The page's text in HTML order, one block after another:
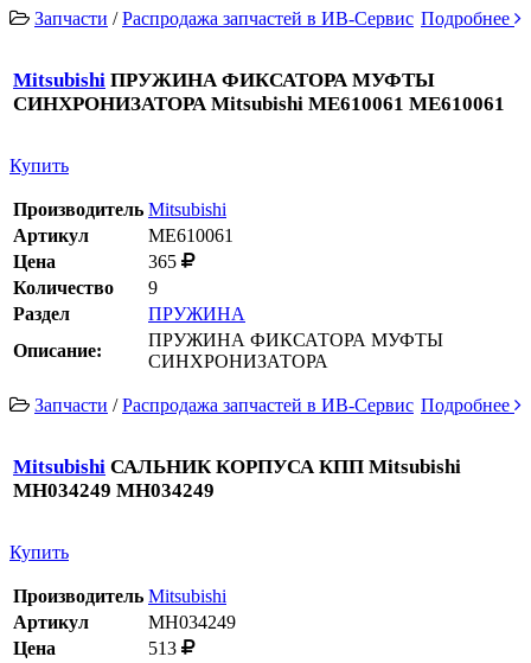
Запчасти /Распродажа запчастей в ИВ-Сервис Подробнее
Mitsubishi ПРУЖИНА ФИКСАТОРА МУФТЫ
СИНХРОНИЗАТОРА Mitsubishi ME610061 ME610061
Купить
Производитель Mitsubishi
Артикул
ME610061
Цена
365
Количество
9
Раздел
ПРУЖИНА
Описание:
ПРУЖИНА ФИКСАТОРА МУФТЫ
СИНХРОНИЗАТОРА
Запчасти /Распродажа запчастей в ИВ-Сервис Подробнее
Mitsubishi САЛЬНИК КОРПУСА КПП Mitsubishi
MH034249 MH034249
Купить
Производитель Mitsubishi
Артикул
MH034249
Цена
513